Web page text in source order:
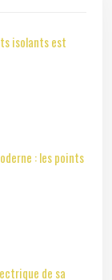
isolants est
: les points
de sa